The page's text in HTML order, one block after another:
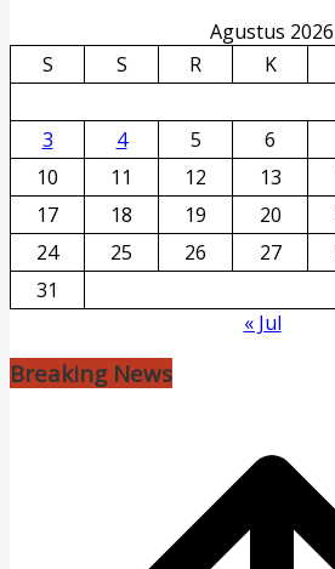
Agustus 2026
S
S R K
3
4 5 6
10
11 12 13
17
18 19 20
24
25 26 27
31
« Jul
Breaking News